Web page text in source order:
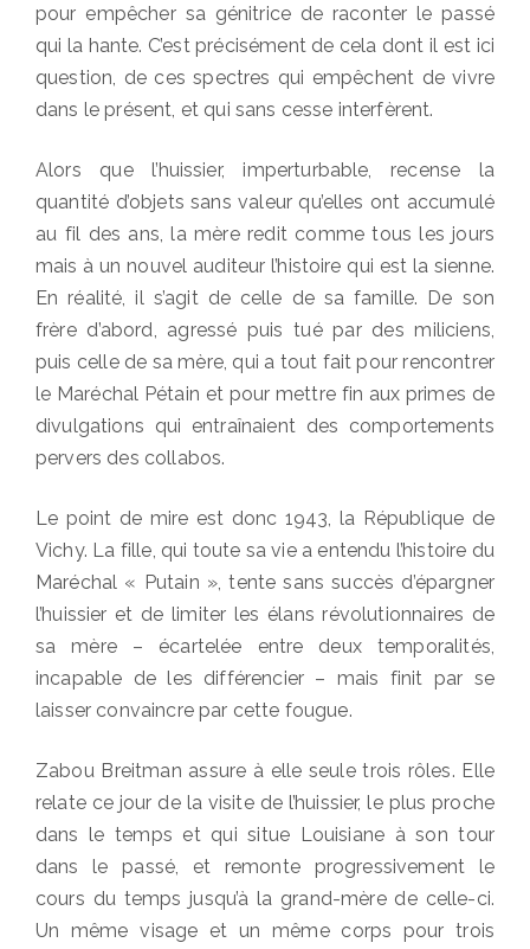
pour empêcher sa génitrice de raconter le passé
qui la hante. C’est précisément de cela dont il est ici
question, de ces spectres qui empêchent de vivre
dans le présent, et qui sans cesse interfèrent.
Alors que l’huissier, imperturbable, recense la
quantité d’objets sans valeur qu’elles ont accumulé
au fil des ans, la mère redit comme tous les jours
mais à un nouvel auditeur l’histoire qui est la sienne.
En réalité, il s’agit de celle de sa famille. De son
frère d’abord, agressé puis tué par des miliciens,
puis celle de sa mère, qui a tout fait pour rencontrer
le Maréchal Pétain et pour mettre fin aux primes de
divulgations qui entraînaient des comportements
pervers des collabos.
Le point de mire est donc 1943, la République de
Vichy. La fille, qui toute sa vie a entendu l’histoire du
Maréchal « Putain », tente sans succès d’épargner
l’huissier et de limiter les élans révolutionnaires de
sa mère – écartelée entre deux temporalités,
incapable de les différencier – mais finit par se
laisser convaincre par cette fougue.
Zabou Breitman assure à elle seule trois rôles. Elle
relate ce jour de la visite de l’huissier, le plus proche
dans le temps et qui situe Louisiane à son tour
dans le passé, et remonte progressivement le
cours du temps jusqu’à la grand-mère de celle-ci.
Un même visage et un même corps pour trois